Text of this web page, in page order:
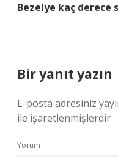
Bezelye kaç derece
Bir yanıt yazın
E-posta adresiniz
ile işaretlenmişlerdir
Yorum